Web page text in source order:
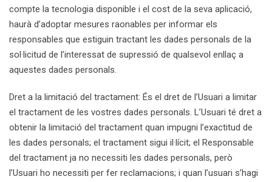
compte la tecnologia disponible i el cost de la seva aplicació,
haurà d’adoptar mesures raonables per informar els
responsables que estiguin tractant les dades personals de la
sol·licitud de l’interessat de supressió de qualsevol enllaç a
aquestes dades personals.
Dret a la limitació del tractament: És el dret de l’Usuari a limitar
el tractament de les vostres dades personals. L’Usuari té dret a
obtenir la limitació del tractament quan impugni l’exactitud de
les dades personals; el tractament sigui il·lícit; el Responsable
del tractament ja no necessiti les dades personals, però
l’Usuari ho necessiti per fer reclamacions; i quan l’usuari s’hagi